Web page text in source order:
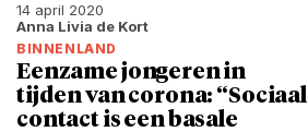
14 april 2020
Anna Livia de Kort
BINNENLAND
Eenzame jongeren in
tijden van corona: “Sociaal
contact is een basale